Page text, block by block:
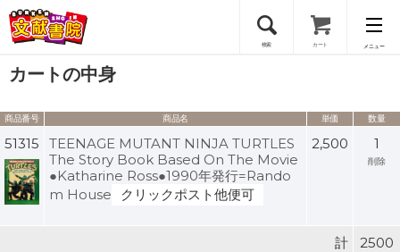
検索 カート メニュー
会員登録
ログイン
カートの中身
商品番号 商品名 単価 数量
51315
TEENAGE MUTANT NINJA TURTLES
The Story Book Based On The Movie
●Katharine Ross●1990年発行=Rando
m House
クリックポスト他便可
2,500 1
削除
計 2500